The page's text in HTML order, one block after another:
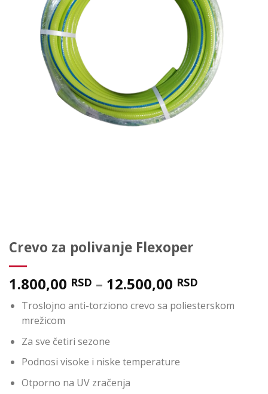
Crevo za polivanje Flexoper
1.800,00 RSD – 12.500,00 RSD
Troslojno anti-torziono crevo sa poliesterskom
mrežicom
Za sve četiri sezone
Podnosi visoke i niske temperature
Otporno na UV zračenja